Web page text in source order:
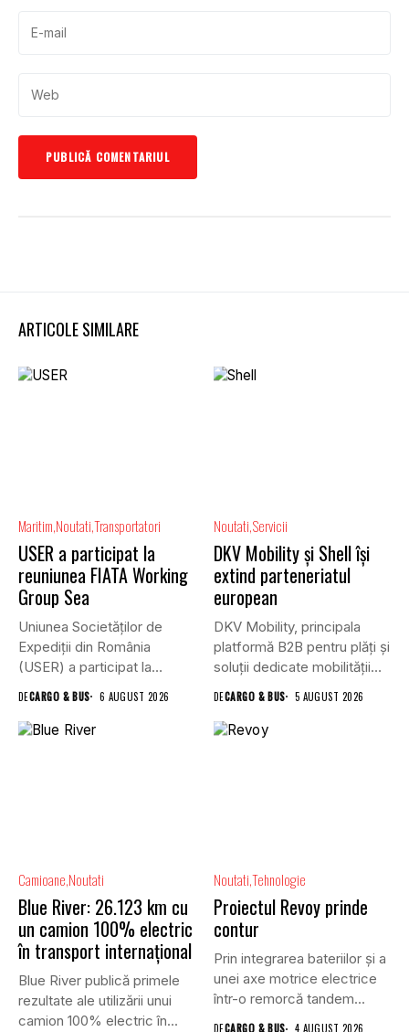
ARTICOLE SIMILARE
Maritim NoutatiTransportatori
USER a participat la
reuniunea FIATA Working
Group Sea
Uniunea Societăților de
Expediții din România
(USER) a participat la
DECARGO & BUS 6 AUGUST 2026
Noutati Servicii
DKV Mobility și Shell își
extind parteneriatul
european
DKV Mobility, principala
platformă B2B pentru plăți și
soluții dedicate mobilității
DECARGO & BUS 5 AUGUST 2026
Camioane Noutati
Blue River: 26.123 km cu
un camion 100% electric
în transport internațional
Blue River publică primele
rezultate ale utilizării unui
camion 100% electric în...
NoutatiTehnologie
Proiectul Revoy prinde
contur
Prin integrarea bateriilor și a
unei axe motrice electrice
într-o remorcă tandem...
DECARGO & BUS 4 AUGUST 2026